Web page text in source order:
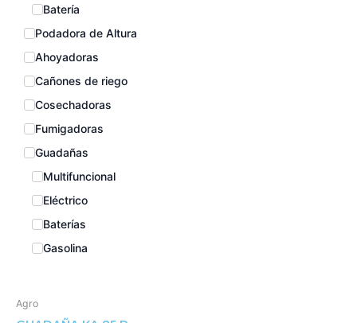
Batería
Podadora de Altura
Ahoyadoras
Cañones de riego
Cosechadoras
Fumigadoras
Guadañas
Multifuncional
Eléctrico
Baterías
Gasolina
Batería
Agro